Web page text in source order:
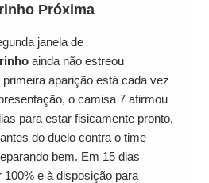
Próxima
janela de
ainda não estreou
aparição está cada vez
o camisa 7 afirmou
para estar fisicamente pronto,
do duelo contra o time
bem. Em 15 dias
e à disposição para